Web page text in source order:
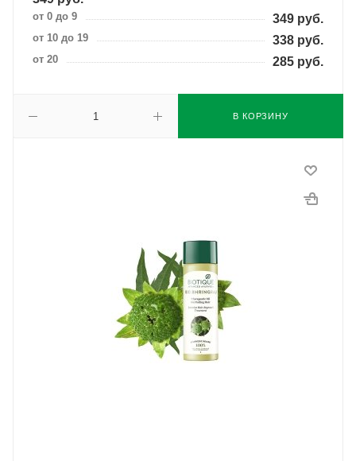
от 0 до 9 349 руб.
от 10 до 19 338 руб.
от 20 285 руб.
В КОРЗИНУ